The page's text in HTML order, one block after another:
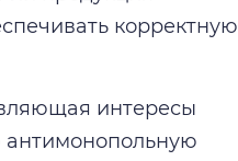
корректную
интересы
антимонопольную